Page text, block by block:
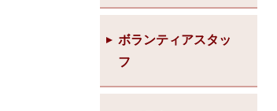
ボランティアスタッ
フ